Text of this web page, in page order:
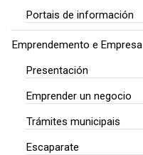
Portais de información
Emprendemento e Empresa
Presentación
Emprender un negocio
Trámites municipais
Escaparate